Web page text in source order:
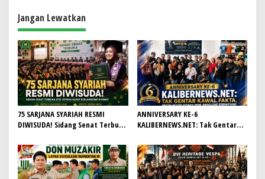
Jangan Lewatkan
75 SARJANA SYARIAH RESMI
DIWISUDA! Sidang Senat Terbuka
Khidmat, Siapkan Lulusan
Berdaya Saing dan Berintegritas
ANNIVERSARY KE-6
KALIBERNEWS.NET: Tak Gentar
Redaksi Demi Jurnalisme
Bermartabat